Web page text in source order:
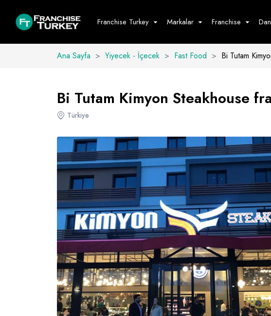
Franchise Turkey Markalar
Hepsini Göster
Fast Food
Restoran
Franchise
Ana Sayfa > Yiyecek - İçecek > Fast Food > Bi Tutam
Bi Tutam Kimyon Steakhouse
Türkiye